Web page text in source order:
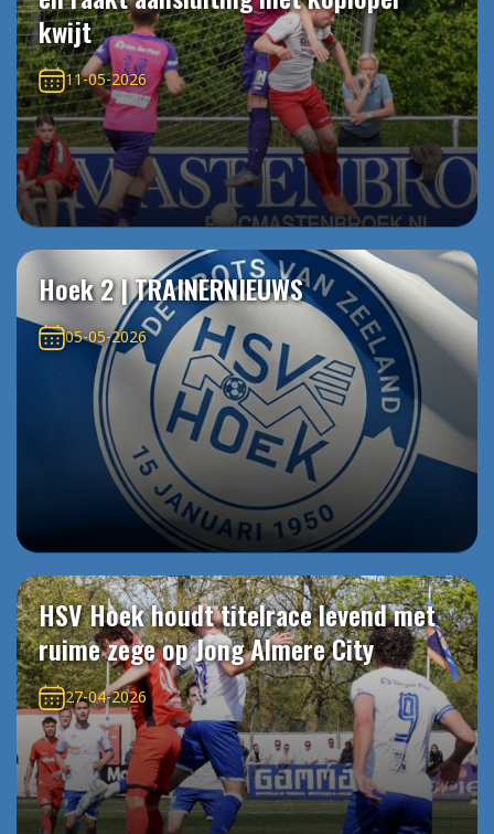
kwijt
11-05-2026
Hoek 2 | TRAINERNIEUWS
05-05-2026
HSV Hoek houdt titelrace levend met
ruime zege op Jong Almere City
27-04-2026